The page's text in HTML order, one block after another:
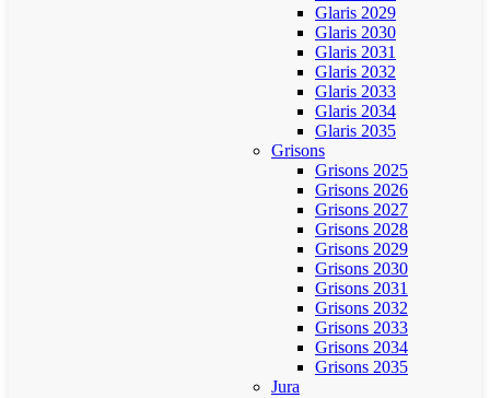
Glaris 2029
Glaris 2030
Glaris 2031
Glaris 2032
Glaris 2033
Glaris 2034
Glaris 2035
Grisons
Grisons 2025
Grisons 2026
Grisons 2027
Grisons 2028
Grisons 2029
Grisons 2030
Grisons 2031
Grisons 2032
Grisons 2033
Grisons 2034
Grisons 2035
Jura